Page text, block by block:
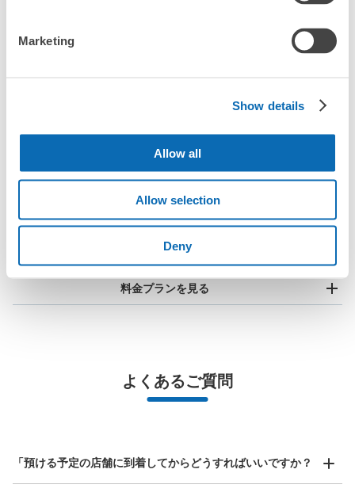
Marketing
Show details
Allow all
Allow selection
Deny
以上の預け場所
コインロッカー
代わりにお預け
荷物もOK
使い方を見る
スマホからお店と日時を
指定して事前予約
4つの特徴を見る
全国1,000箇所以上と提携
料金プランを見る
最大辺が45cm未満の大きさのお荷物（リュック、ハンド
バッグ、お手荷物など）
¥800/ 日
よくあるご質問
「預ける予定の店舗に到着してからどうすればいいですか？